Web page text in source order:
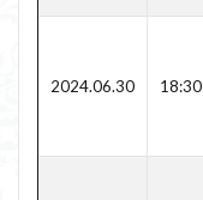
2024.06.30 18:30